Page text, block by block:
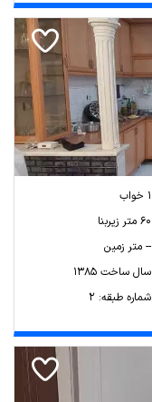
1 خواب
60 متر زیربنا
-- متر زمین
سال ساخت 1385
شماره طبقه: 2